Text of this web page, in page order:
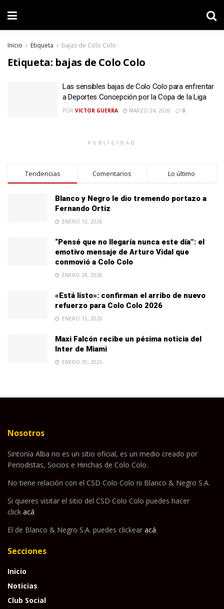
Inicio Etiqueta bajas de Colo Colo
Etiqueta: bajas de Colo Colo
Las sensibles bajas de Colo Colo para enfrentar
a Deportes Concepción por la Copa de la Liga
POR VICTOR GUERRA MARZO 24, 2026 0
PUBLICIDAD
Tendencias Comentarios Lo último
Blanco y Negro le dio tremendo portazo a
Fernando Ortiz
ENERO 12, 2026
“Pensé que no llegaría nunca este día”: el
emotivo mensaje de Arturo Vidal que
conmovió a Colo Colo
ENERO 28, 2026
«Está listo»: confirman el arribo de nuevo
refuerzo para Colo Colo 2026
ENERO 15, 2026
Maxi Falcón recibe un pésima noticia del
Inter de Miami
ENERO 30, 2025
Nosotros
Sintonía Alba no es un sitio oficial, es un medio creado por
Periodistas, Socios e Hinchas de Colo Colo.
No tiene relación con el CSD Colo Colo ni Blanco & Negro S.A.
Si quieres visitar el sitio del CSD Colo Colo puedes hacer
click acá
El de Blanco & Negro S.A. puedes clickear acá.
Secciones
Inicio
Noticias
Club Social